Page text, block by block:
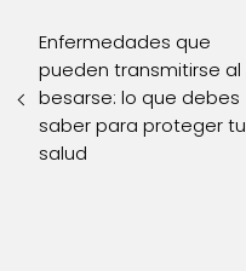
Enfermedades que
pueden transmitirse al
besarse: lo que debes
saber para proteger tu
salud